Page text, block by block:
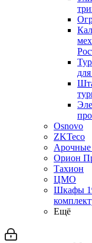
Osnovo
ZKTeco
Арочные
Орион
Тахион
ЦМО
Шкафы
Ещё